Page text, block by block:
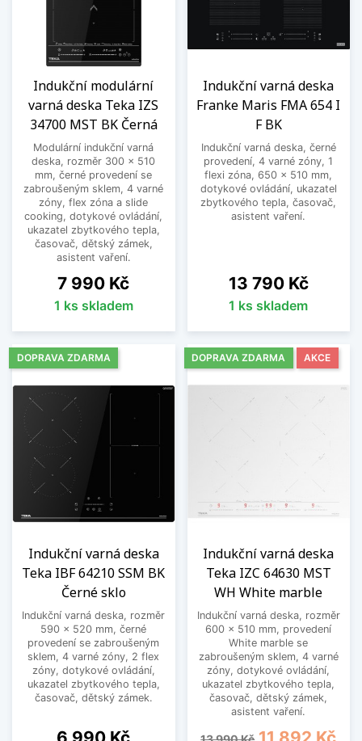
Indukční modulární
varná deska Teka IZS
34700 MST BK Černá
Modulární indukční varná
deska, rozměr 300 x 510
mm, černé provedení se
zabroušeným sklem, 4 varné
zóny, flex zóna a slide
cooking, dotykové ovládání,
ukazatel zbytkového tepla,
časovač, dětský zámek,
asistent vaření.
Cena
7 990 Kč
1 ks skladem
Indukční varná deska
Franke Maris FMA 654 I
F BK
Indukční varná deska, černé
provedení, 4 varné zóny, 1
flexi zóna, 650 x 510 mm,
dotykové ovládání, ukazatel
zbytkového tepla, časovač,
asistent vaření.
Cena
13 790 Kč
1 ks skladem
Indukční varná deska
Teka IBF 64210 SSM BK
Černé sklo
Indukční varná deska, rozměr
590 x 520 mm, černé
provedení se zabroušeným
sklem, 4 varné zóny, 2 flex
zóny, dotykové ovládání,
ukazatel zbytkového tepla,
časovač, dětský zámek.
Cena
DOPRAVA ZDARMA
Indukční varná deska
Teka IZC 64630 MST
WH White marble
Indukční varná deska, rozměr
600 x 510 mm, provedení
White marble se
zabroušeným sklem, 4 varné
zóny, dotykové ovládání,
ukazatel zbytkového tepla,
časovač, dětský zámek,
asistent vaření.
Běžná cenaCena
DOPRAVA ZDARMA AKCE